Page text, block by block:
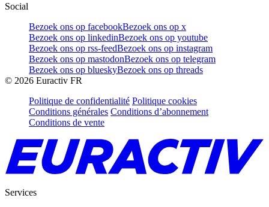
Social
Bezoek ons op facebookBezoek ons op x
Bezoek ons op linkedinBezoek ons op youtube
Bezoek ons op rss-feedBezoek ons op instagram
Bezoek ons op mastodonBezoek ons op telegram
Bezoek ons op blueskyBezoek ons op threads
© 2026 Euractiv FR
Politique de confidentialité Politique cookies
Conditions générales Conditions d’abonnement
Conditions de vente
Services